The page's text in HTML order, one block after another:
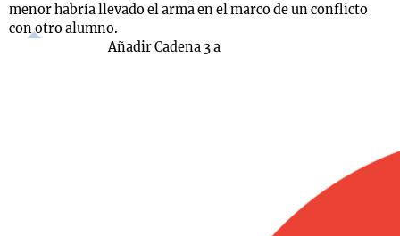
menor habría llevado el arma en el marco de un conflicto
con otro alumno.
Añadir Cadena 3 a